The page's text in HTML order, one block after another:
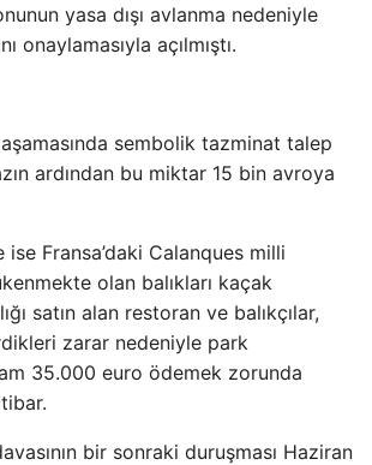
yasa dışı avlanma nedeniyle
onaylamasıyla açılmıştı.
aşamasında sembolik tazminat talep
ardından bu miktar 15 bin avroya
Fransa’daki Calanques milli
olan balıkları kaçak
satın alan restoran ve balıkçılar,
zarar nedeniyle park
35.000 euro ödemek zorunda
bir sonraki duruşması Haziran